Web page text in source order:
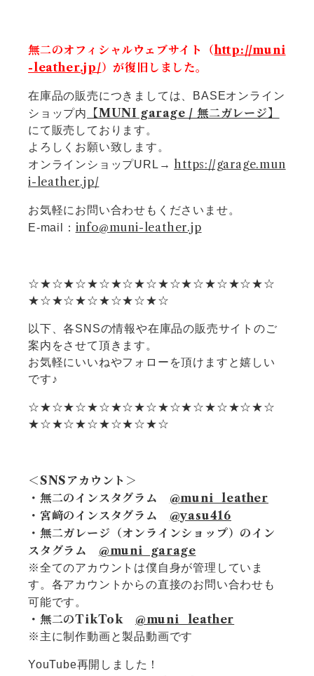
無二のオフィシャルウェブサイト（http://muni
-leather.jp/）が復旧しました。
在庫品の販売につきましては、BASEオンライン
ショップ内
【MUNI garage / 無二ガレージ】
にて販売しております。
よろしくお願い致します。
オンラインショップURL→ https://garage.mun
i-leather.jp/
お気軽にお問い合わせもくださいませ。
E-mail： info@muni-leather.jp
☆★☆★☆★☆★☆★☆★☆★☆★☆★☆★☆
★☆★☆★☆★☆★☆★☆
以下、各SNSの情報や在庫品の販売サイトのご
案内をさせて頂きます。
お気軽にいいねやフォローを頂けますと嬉しい
です♪
☆★☆★☆★☆★☆★☆★☆★☆★☆★☆★☆
★☆★☆★☆★☆★☆★☆
＜SNSアカウント＞
・無二のインスタグラム @muni_leather
・宮﨑のインスタグラム @yasu416
・無二ガレージ（オンラインショップ）のイン
スタグラム @muni_garage
※全てのアカウントは僕自身が管理していま
す。各アカウントからの直接のお問い合わせも
可能です。
・無二のTikTok @muni_leather
※主に制作動画と製品動画です
YouTube再開しました！